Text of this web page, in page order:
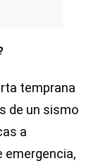
temprana
de un sismo
a
emergencia,